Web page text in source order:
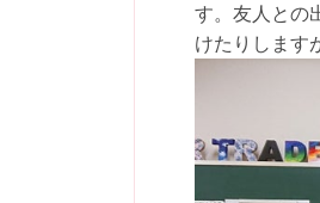
す。友人との
けたりします